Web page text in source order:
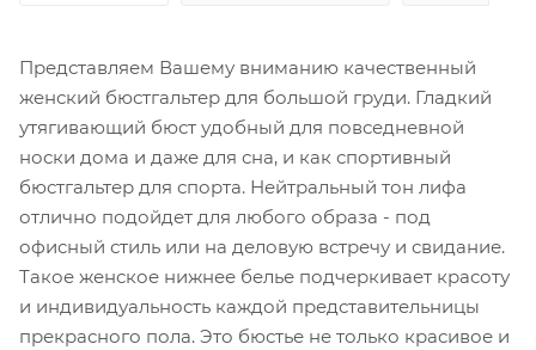
Представляем Вашему вниманию качественный
женский бюстгальтер для большой груди. Гладкий
утягивающий бюст удобный для повседневной
носки дома и даже для сна, и как спортивный
бюстгальтер для спорта. Нейтральный тон лифа
отлично подойдет для любого образа - под
офисный стиль или на деловую встречу и свидание.
Такое женское нижнее белье подчеркивает красоту
и индивидуальность каждой представительницы
прекрасного пола. Это бюстье не только красивое и